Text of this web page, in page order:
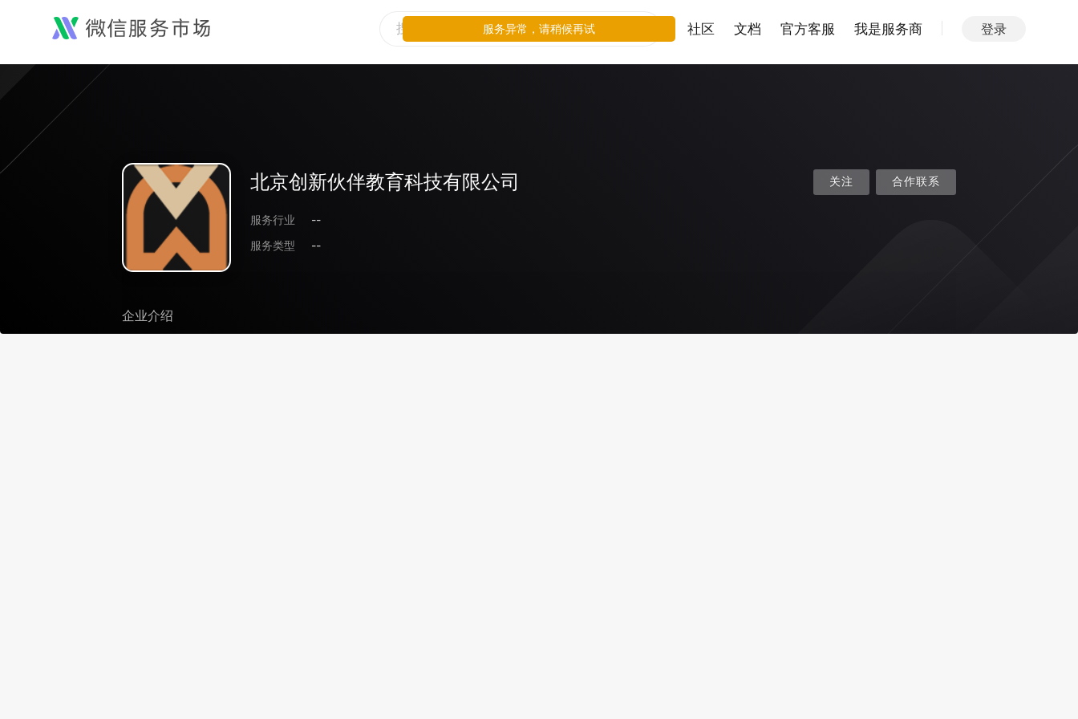
社区 文档 官方客服 我是服务商 登录
北京创新伙伴教育科技有限公司
服务行业
--
服务类型
--
关注 合作联系
企业介绍
服务异常，请稍候再试